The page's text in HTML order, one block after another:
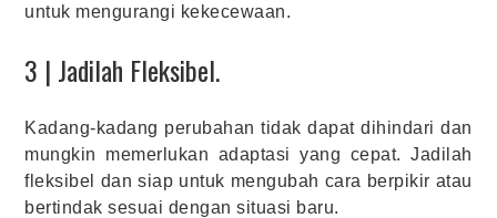
untuk mengurangi kekecewaan.
3 | Jadilah Fleksibel.
Kadang-kadang perubahan tidak dapat dihindari dan
mungkin memerlukan adaptasi yang cepat. Jadilah
fleksibel dan siap untuk mengubah cara berpikir atau
bertindak sesuai dengan situasi baru.